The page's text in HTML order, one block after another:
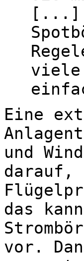
[...]
viele
Eine
und
darauf,
das
vor.